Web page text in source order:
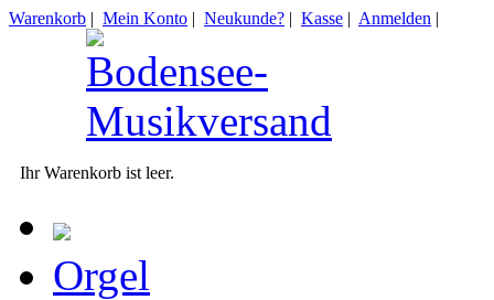
Warenkorb | Mein Konto | Neukunde? | Kasse | Anmelden |
Ihr Warenkorb ist leer.
Orgel